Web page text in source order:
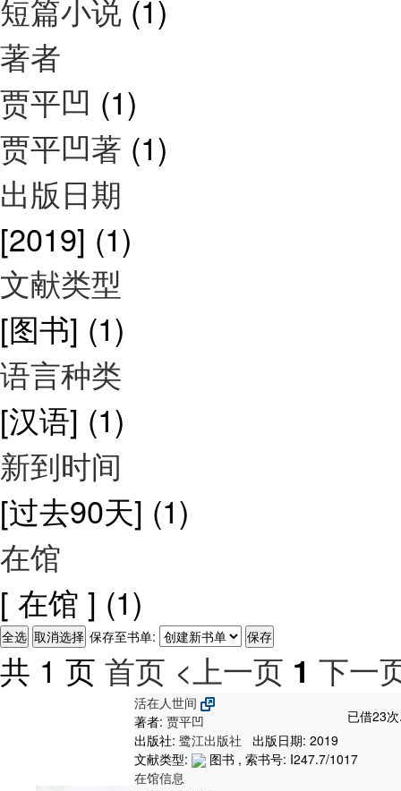
短篇小说 (1)
著者
贾平凹 (1)
贾平凹著 (1)
出版日期
[2019] (1)
文献类型
[图书] (1)
语言种类
[汉语] (1)
新到时间
[过去90天] (1)
在馆
[ 在馆 ] (1)
保存至书单:
共 1 页 首页 <上一页 1 下一
活在人世间
已借23
著者: 贾平凹
出版社: 鹭江出版社
出版日期: 2019
文献类型:
图书 , 索书号: I247.7/1017
在馆信息